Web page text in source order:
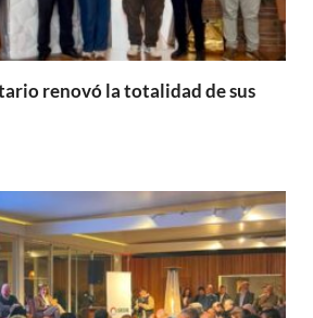
renovó la totalidad de sus